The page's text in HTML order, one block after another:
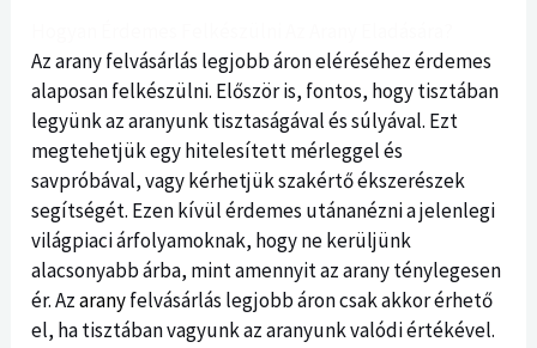
Az arany felvásárlás legjobb áron eléréséhez érdemes
alaposan felkészülni. Először is, fontos, hogy tisztában
legyünk az aranyunk tisztaságával és súlyával. Ezt
megtehetjük egy hitelesített mérleggel és
savpróbával, vagy kérhetjük szakértő ékszerészek
segítségét. Ezen kívül érdemes utánanézni a jelenlegi
világpiaci árfolyamoknak, hogy ne kerüljünk
alacsonyabb árba, mint amennyit az arany ténylegesen
ér. Azaranyfelvásárlás legjobb áron csak akkor érhető
el, ha tisztában vagyunk az aranyunk valódi értékével.